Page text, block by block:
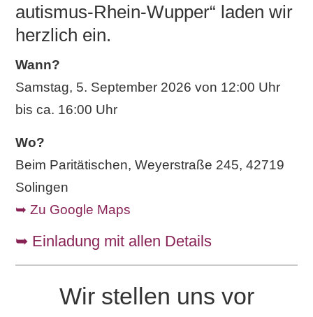
autismus-Rhein-Wupper“ laden wir
herzlich ein.
Wann?
Samstag, 5. September 2026 von 12:00 Uhr
bis ca. 16:00 Uhr
Wo?
Beim Paritätischen, Weyerstraße 245, 42719
Solingen
➥ Zu Google Maps
➥ Einladung mit allen Details
Wir stellen uns vor